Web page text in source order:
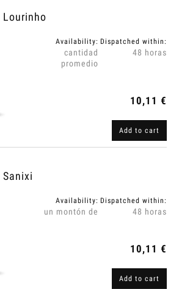
Lourinho
Availability:
cantidad
promedio
Dispatched within:
48 horas
10,11 €
Add to cart
Sanixi
Availability:
un montón de
Dispatched within:
48 horas
10,11 €
Add to cart